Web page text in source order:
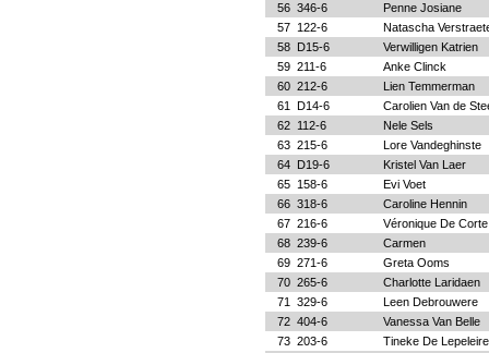
56 346-6
Penne Josiane
57 122-6
Natascha
58 D15-6
Verwilligen Katrien
59 211-6
Anke Clinck
60 212-6
Lien Temmerman
61
D14-6
Carolien Van de
62 112-6
Nele Sels
63 215-6
Lore Vandeghinste
64 D19-6
Kristel Van Laer
65 158-6
Evi Voet
66 318-6
Caroline Hennin
67 216-6
Véronique De Corte
68 239-6
Carmen
69 271-6
Greta Ooms
70 265-6
Charlotte Laridaen
71
329-6
Leen Debrouwere
72 404-6
Vanessa Van Belle
73 203-6
Tineke De Lepeleire